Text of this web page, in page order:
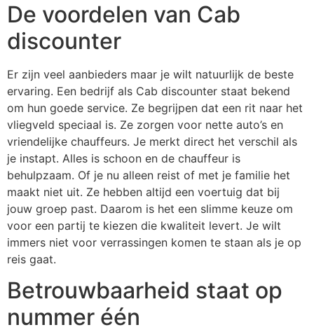
De voordelen van Cab
discounter
Er zijn veel aanbieders maar je wilt natuurlijk de beste
ervaring. Een bedrijf als Cab discounter staat bekend
om hun goede service. Ze begrijpen dat een rit naar het
vliegveld speciaal is. Ze zorgen voor nette auto’s en
vriendelijke chauffeurs. Je merkt direct het verschil als
je instapt. Alles is schoon en de chauffeur is
behulpzaam. Of je nu alleen reist of met je familie het
maakt niet uit. Ze hebben altijd een voertuig dat bij
jouw groep past. Daarom is het een slimme keuze om
voor een partij te kiezen die kwaliteit levert. Je wilt
immers niet voor verrassingen komen te staan als je op
reis gaat.
Betrouwbaarheid staat op
nummer één